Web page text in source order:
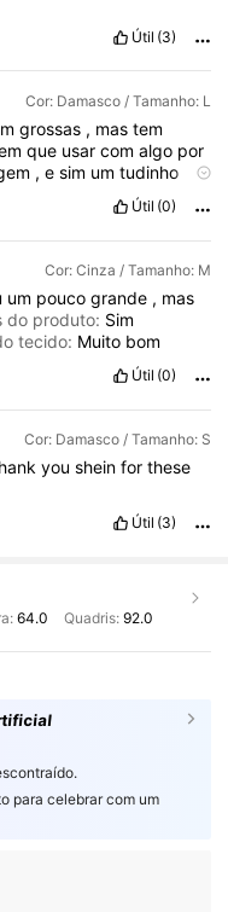
Útil (3)
Cor: Damasco / Tamanho: L
grossas , mas tem
que usarcomalgo por
,esim umtudinho
Útil (0)
Cor: Cinza / Tamanho: M
um poucogrande , mas
do produto: Sim
tecido: Muito bom
Útil (0)
Cor: Damasco / Tamanho: S
yousheinforthese
Útil (3)
64.0 Quadris: 92.0
para celebrar com um